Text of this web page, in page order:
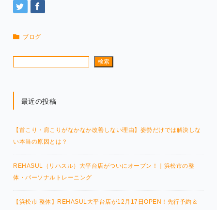
ブログ
検索
最近の投稿
【首こり・肩こりがなかなか改善しない理由】姿勢だけでは解決しな
い本当の原因とは？
REHASUL（リハスル）大平台店がついにオープン！｜浜松市の整
体・パーソナルトレーニング
【浜松市 整体】REHASUL大平台店が12月17日OPEN！先行予約＆